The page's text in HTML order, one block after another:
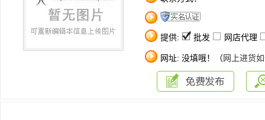
提供: 批发 网店代理
网址: 没填哦！（网上进货